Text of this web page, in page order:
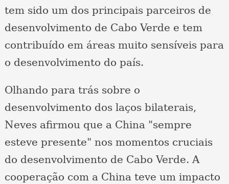
tem sido um dos principais parceiros de
desenvolvimento de Cabo Verde e tem
contribuído em áreas muito sensíveis para
o desenvolvimento do país.
Olhando para trás sobre o
desenvolvimento dos laços bilaterais,
Neves afirmou que a China "sempre
esteve presente" nos momentos cruciais
do desenvolvimento de Cabo Verde. A
cooperação com a China teve um impacto